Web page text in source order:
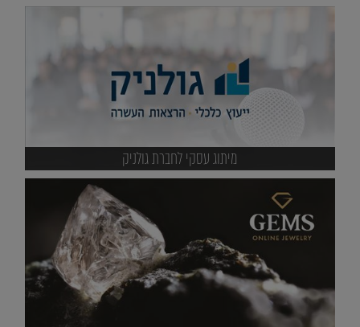
מיתוג עסקי לחברת גולניק